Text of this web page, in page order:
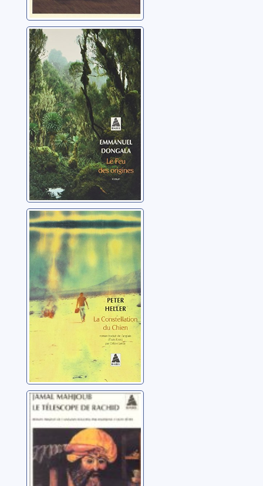
Le feu des
origines
Dongala, Emmanuel
La constellation
du chien
Heller, Peter
Le télescope de
Rachid: roman
Mahjoub, Jamal